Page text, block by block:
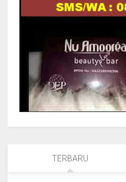
TERBARU